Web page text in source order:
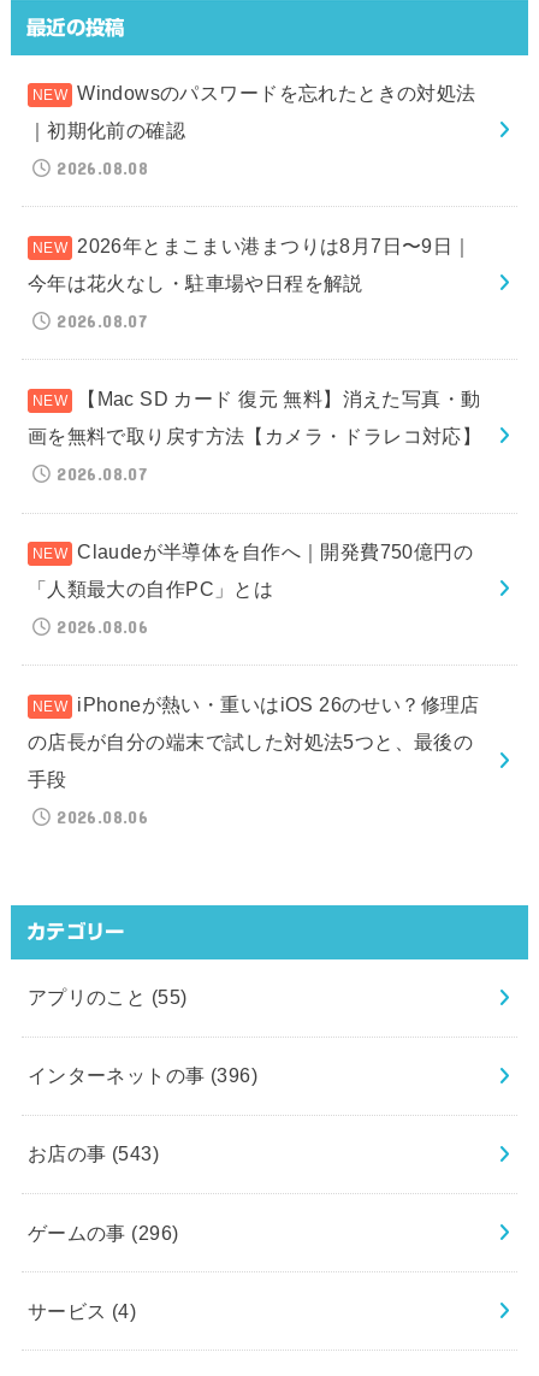
最近の投稿
Windowsのパスワードを忘れたときの対処法
｜初期化前の確認
2026.08.08
2026年とまこまい港まつりは8月7日〜9日｜
今年は花火なし・駐車場や日程を解説
2026.08.07
【Mac SD カード 復元 無料】消えた写真・動
画を無料で取り戻す方法【カメラ・ドラレコ対応】
2026.08.07
Claudeが半導体を自作へ｜開発費750億円の
「人類最大の自作PC」とは
2026.08.06
iPhoneが熱い・重いはiOS 26のせい？修理店
の店長が自分の端末で試した対処法5つと、最後の
手段
2026.08.06
カテゴリー
アプリのこと (55)
インターネットの事 (396)
お店の事 (543)
ゲームの事 (296)
サービス (4)